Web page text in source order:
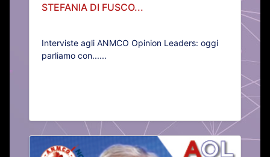
STEFANIA DI FUSCO...
Interviste agli ANMCO Opinion Leaders: oggi
parliamo con......